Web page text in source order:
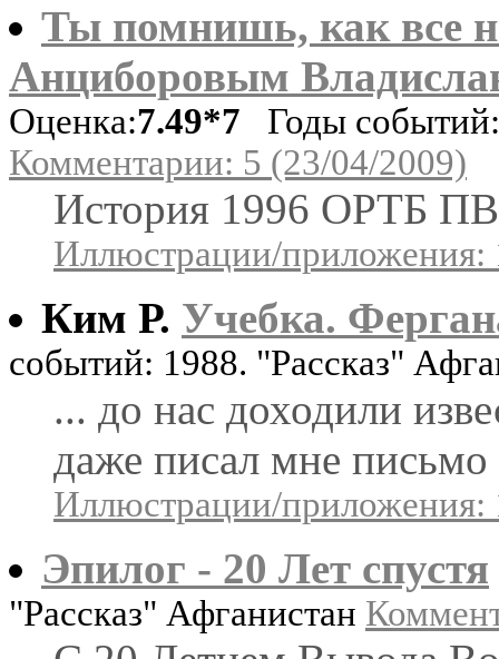
Ты помнишь, как все
Анциборовым
Оценка:7.49*7 Годы
Комментарии: 5 (23/04/2009)
История 1996 ОРТБ
Иллюстрации/приложения:
Ким Р. Учебка.
событий: 1988. "Рассказ"
... до нас доходили
даже писал мне письмо
Иллюстрации/приложения:
Эпилог - 20 Лет спустя
"Рассказ" Афганистан